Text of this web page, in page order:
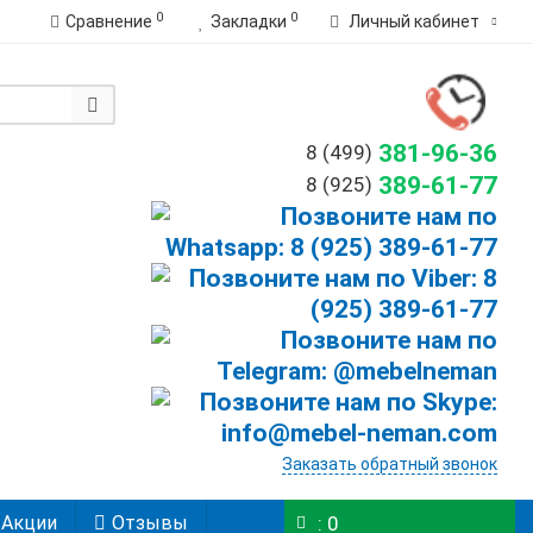
Сравнение 0 Закладки 0 Личный кабинет
8 (499) 381-96-36
8 (925) 389-61-77
Заказать обратный звонок
Акции Отзывы : 0